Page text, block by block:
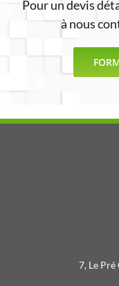
Pour un devis
à nous
7, Le